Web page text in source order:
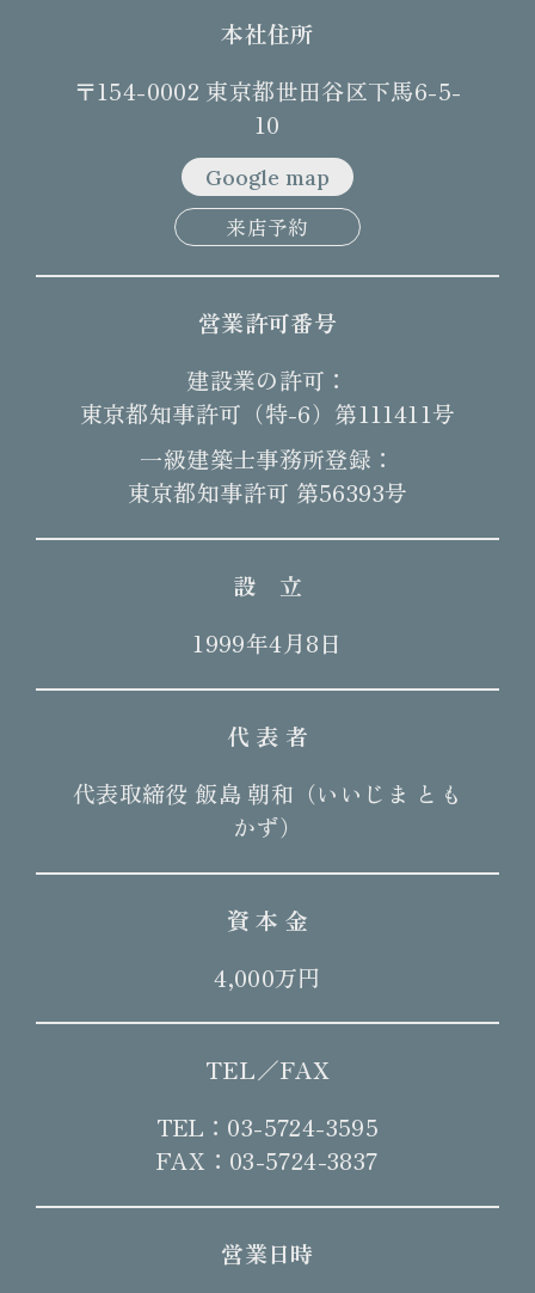
本社住所
〒154-0002 東京都世田谷区下馬6-5-
10
Google map
来店予約
営業許可番号
建設業の許可：
東京都知事許可（特-6）第111411号
一級建築士事務所登録：
東京都知事許可 第56393号
設 立
1999年4月8日
代 表 者
代表取締役 飯島 朝和（いいじま とも
かず）
資 本 金
4,000万円
TEL／FAX
TEL：03-5724-3595
FAX：03-5724-3837
営業日時